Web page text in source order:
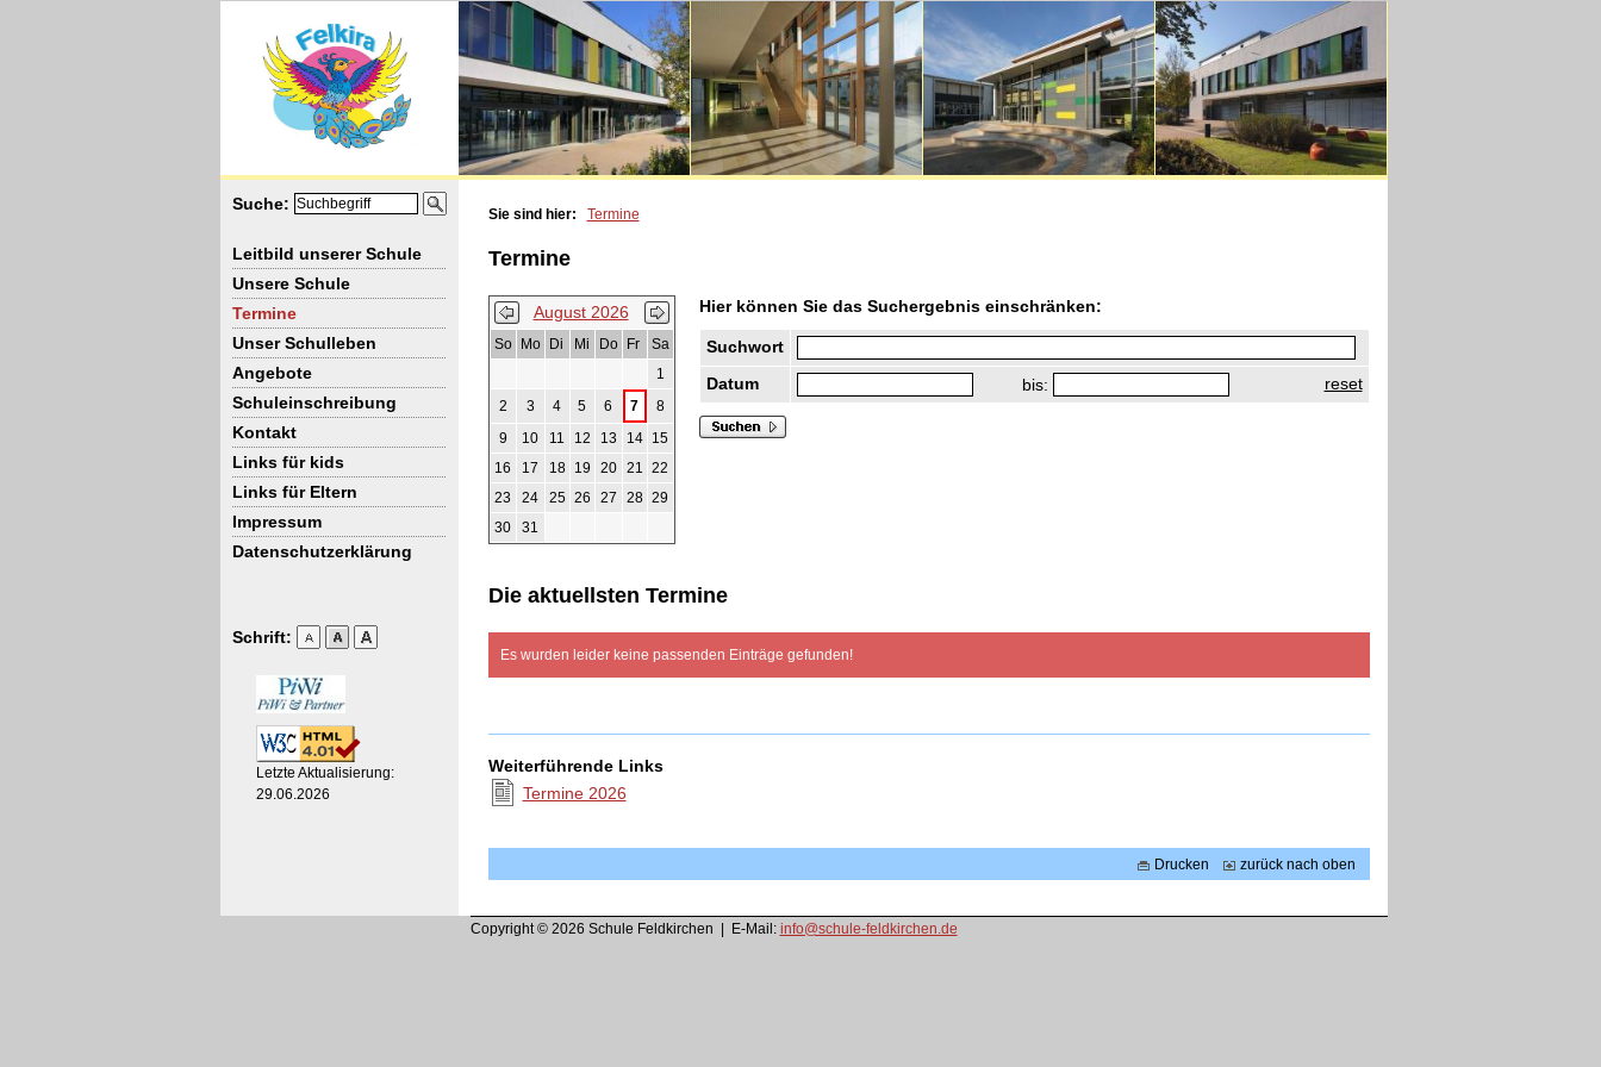
Suche:
Leitbild unserer Schule
Unsere Schule
Termine
Unser Schulleben
Angebote
Schuleinschreibung
Kontakt
Links für kids
Links für Eltern
Impressum
Datenschutzerklärung
Schrift:
Letzte Aktualisierung:
29.06.2026
Sie sind hier: Termine
Termine
August 2026
So Mo Di Mi Do Fr
Sa
1
2
3 4 5 6 7
8
9
10 11 12 13 14
15
16
17 18 19 20 21 22
23
24 25 26 27 28 29
30
31
Hier können Sie das Suchergebnis einschränken:
Suchwort
Datum
bis: reset
Die aktuellsten Termine
Es wurden leider keine passenden Einträge gefunden!
Weiterführende Links
Termine 2026
Drucken zurück nach oben
Copyright © 2026 Schule Feldkirchen | E-Mail: info@schule-feldkirchen.de